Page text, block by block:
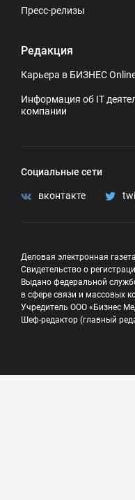
Пресс-релизы
Редакция
Карьера в БИЗНЕС
Информация об IT
компании
Социальные сети
вконтакте
Деловая электронная
Свидетельство о
Выдано федеральной
в сфере связи и массовых
Учредитель ООО «Бизнес
Шеф-редактор (главный